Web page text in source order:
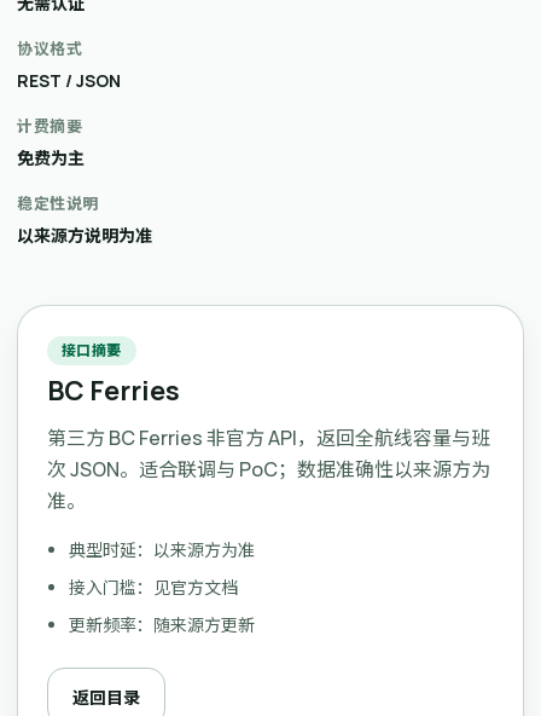
协议格式
REST / JSON
计费摘要
免费为主
稳定性说明
以来源方说明为准
接口摘要
BC Ferries
第三方 BC Ferries 非官方 API，返回全航线容量与班
次 JSON。适合联调与 PoC；数据准确性以来源方为
准。
典型时延：以来源方为准
接入门槛：见官方文档
更新频率：随来源方更新
返回目录